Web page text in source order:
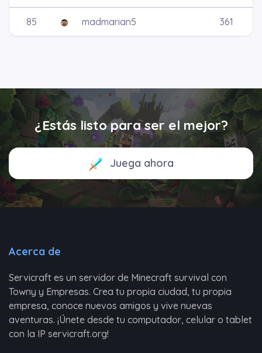
85 madmarian5 361
¿Estás listo para ser el mejor?
Juega ahora
Acerca de
Servicraft es un servidor de Minecraft survival con
Towny y Empresas. Crea tu propia ciudad, tu propia
empresa, conoce nuevos amigos y vive nuevas
aventuras. ¡Únete desde tu computador, celular o tablet
con la IP servicraft.org!